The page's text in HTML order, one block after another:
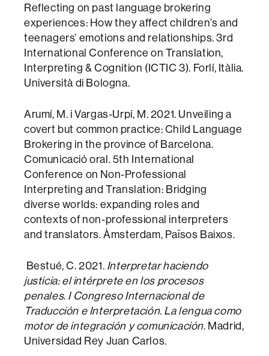
Reflecting on past language brokering
experiences: How they affect children’s and
teenagers’ emotions and relationships. 3rd
International Conference on Translation,
Interpreting & Cognition (ICTIC 3). Forlí, Itàlia.
Università di Bologna.
Arumí, M. i Vargas-Urpí, M. 2021. Unveiling a
covert but common practice: Child Language
Brokering in the province of Barcelona.
Comunicació oral. 5th International
Conference on Non-Professional
Interpreting and Translation: Bridging
diverse worlds: expanding roles and
contexts of non-professional interpreters
and translators. Àmsterdam, Països Baixos.
Bestué, C. 2021. Interpretar haciendo
justicia: el intérprete en los procesos
penales. I Congreso Internacional de
Traducción e Interpretación. La lengua como
motor de integración y comunicación. Madrid,
Universidad Rey Juan Carlos.